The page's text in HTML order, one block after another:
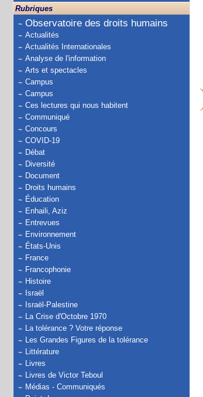
Rubriques
Observatoire des droits humains
Actualités
Actualités Internationales
Analyse de l'information
Arts et spectacles
Campus
Campus
Ces lectures qui nous habitent
Communiqué
Concours
COVID-19
Débat
Diversité
Document
Droits humains
Éducation
Enhaili, Aziz
Entrevues
Environnement
États-Unis
France
Francophonie
Histoire
Israël
Israël-Palestine
La Crise d'Octobre 1970
La tolérance ? Votre réponse
Les Grandes Figures de la tolérance
Littérature
Livres
Livres de Victor Teboul
Médias - Communiqués